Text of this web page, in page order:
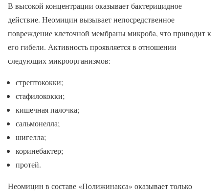
В высокой концентрации оказывает бактерицидное
действие. Неомицин вызывает непосредственное
повреждение клеточной мембраны микроба, что приводит к
его гибели. Активность проявляется в отношении
следующих микроорганизмов:
стрептококки;
стафилококки;
кишечная палочка;
сальмонелла;
шигелла;
коринебактер;
протей.
Неомицин в составе «Полижинакса» оказывает только